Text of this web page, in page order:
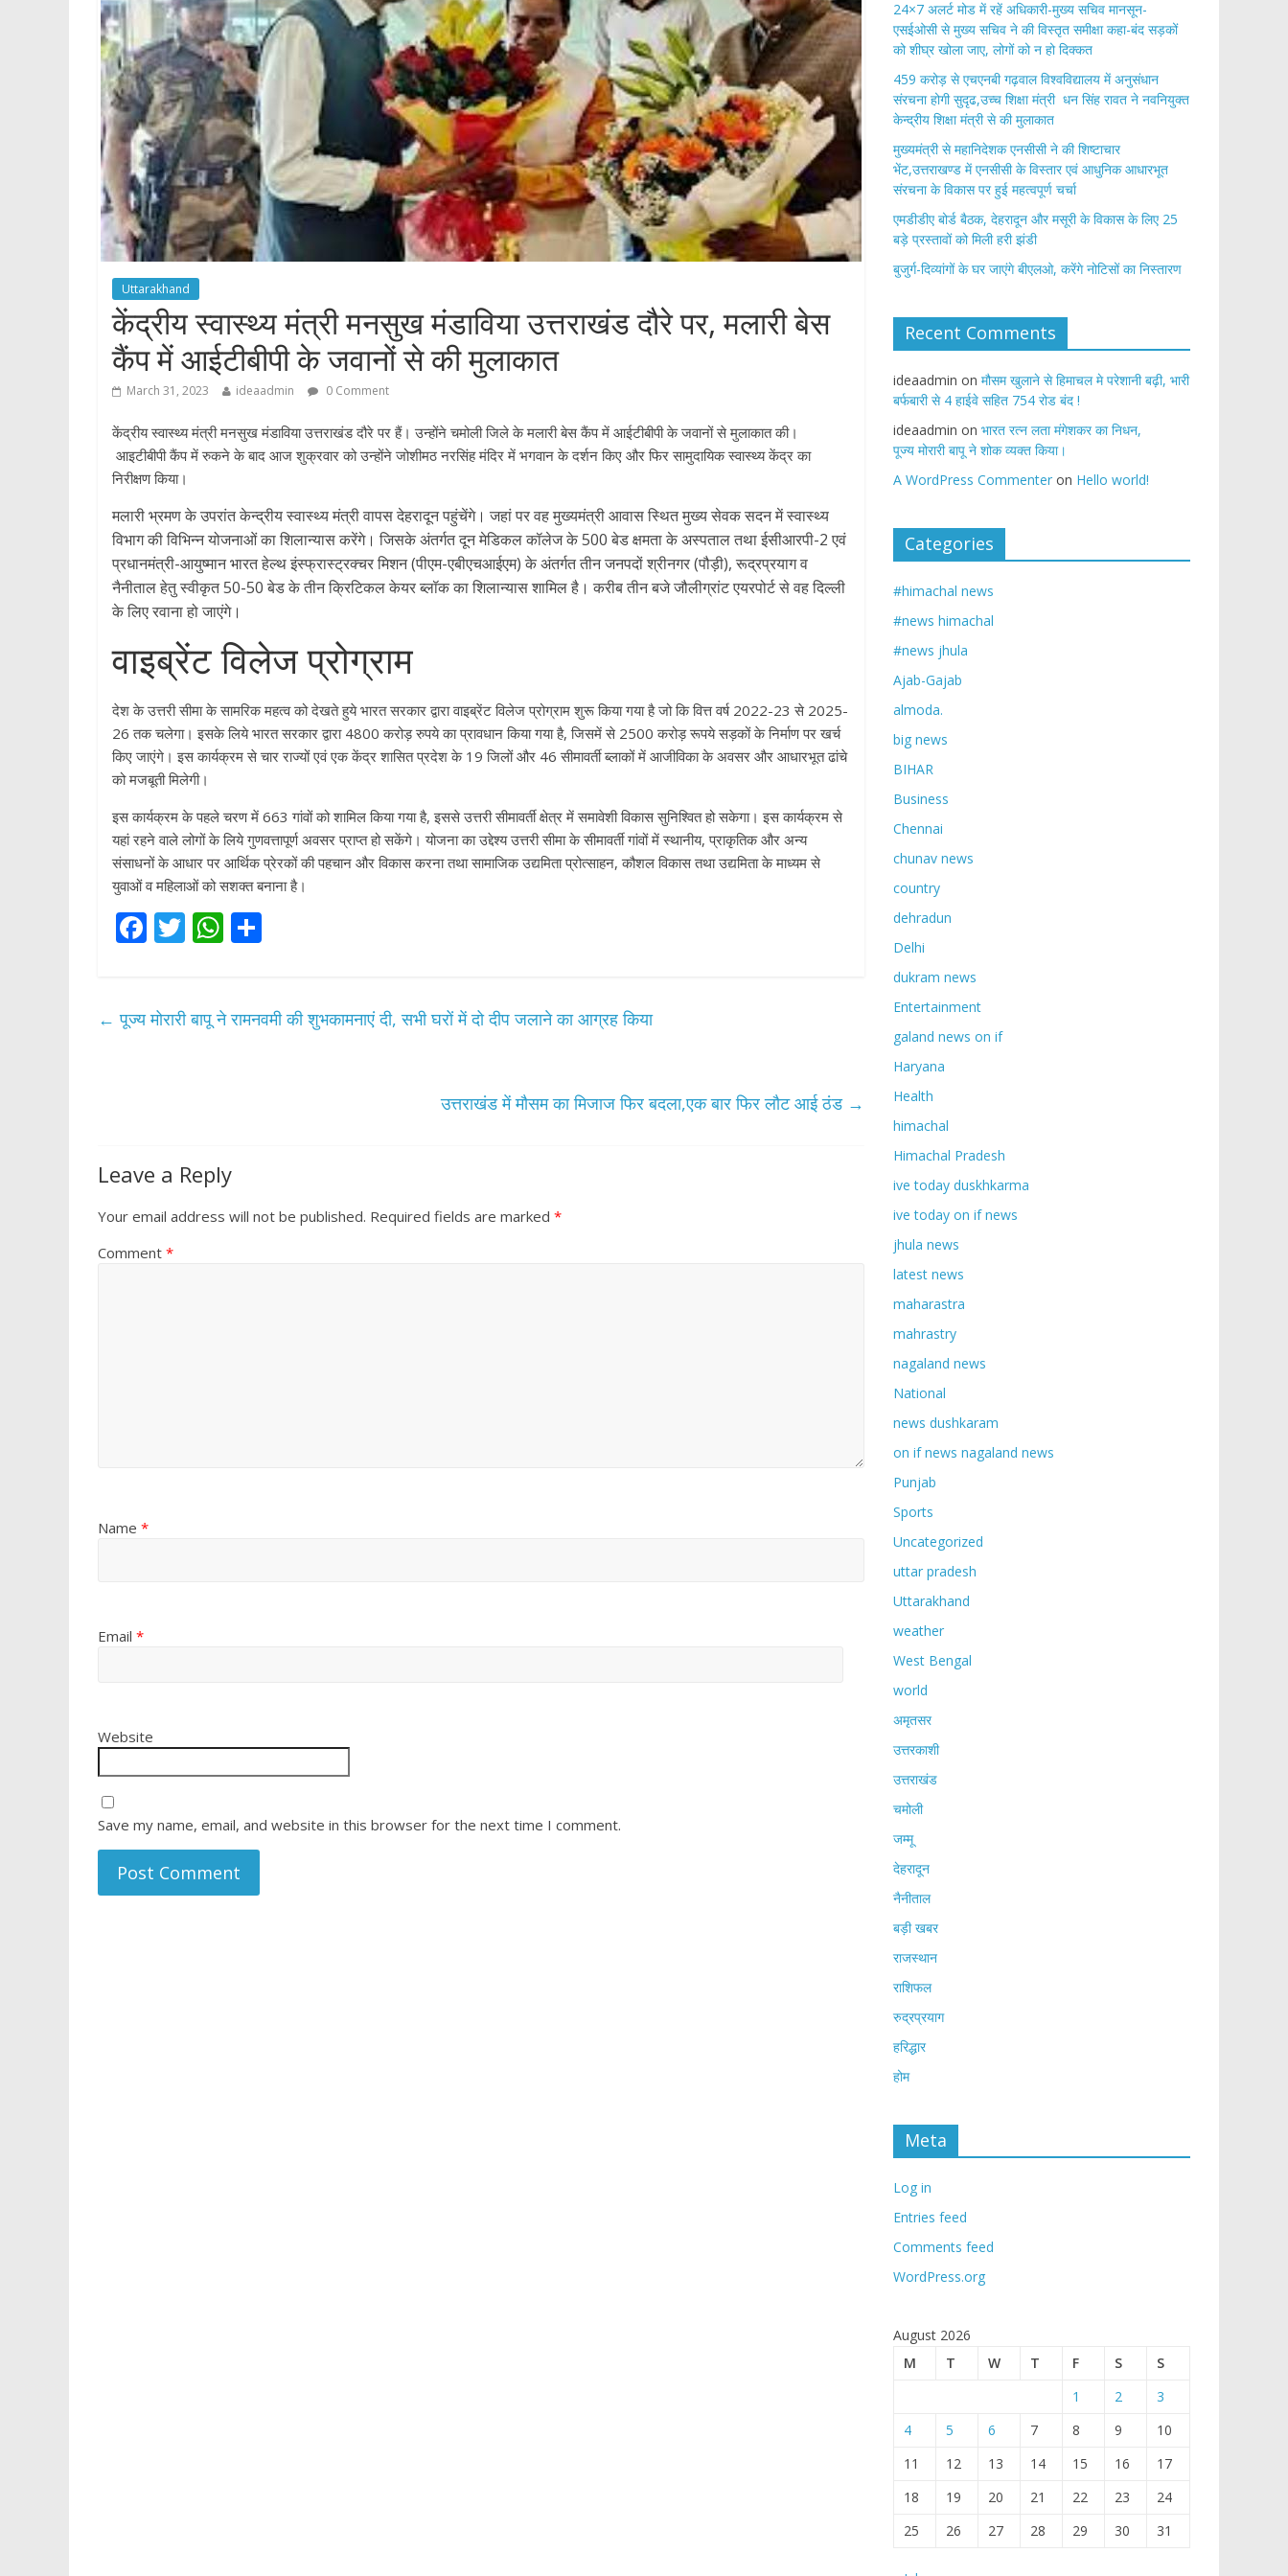
Uttarakhand
केंद्रीय स्वास्थ्य मंत्री मनसुख मंडाविया उत्तराखंड दौरे पर, मलारी बेस
कैंप में आईटीबीपी के जवानों से की मुलाकात
March 31, 2023 ideaadmin 0 Comment
केंद्रीय स्वास्थ्य मंत्री मनसुख मंडाविया उत्तराखंड दौरे पर हैं। उन्होंने चमोली जिले के मलारी बेस कैंप में आईटीबीपी के जवानों से मुलाकात की।
आइटीबीपी कैंप में रुकने के बाद आज शुक्रवार को उन्होंने जोशीमठ नरसिंह मंदिर में भगवान के दर्शन किए और फिर सामुदायिक स्वास्थ्य केंद्र का
निरीक्षण किया।
मलारी भ्रमण के उपरांत केन्द्रीय स्वास्थ्य मंत्री वापस देहरादून पहुंचेंगे। जहां पर वह मुख्यमंत्री आवास स्थित मुख्य सेवक सदन में स्वास्थ्य
विभाग की विभिन्न योजनाओं का शिलान्यास करेंगे। जिसके अंतर्गत दून मेडिकल कॉलेज के 500 बेड क्षमता के अस्पताल तथा ईसीआरपी-2 एवं
प्रधानमंत्री-आयुष्मान भारत हेल्थ इंस्फ्रास्ट्रक्चर मिशन (पीएम-एबीएचआईएम) के अंतर्गत तीन जनपदों श्रीनगर (पौड़ी), रूद्रप्रयाग व
नैनीताल हेतु स्वीकृत 50-50 बेड के तीन क्रिटिकल केयर ब्लॉक का शिलान्यास शामिल है। करीब तीन बजे जौलीग्रांट एयरपोर्ट से वह दिल्ली
के लिए रवाना हो जाएंगे।
वाइब्रेंट विलेज प्रोग्राम
देश के उत्तरी सीमा के सामरिक महत्व को देखते हुये भारत सरकार द्वारा वाइब्रेंट विलेज प्रोग्राम शुरू किया गया है जो कि वित्त वर्ष 2022-23 से 2025-
26 तक चलेगा। इसके लिये भारत सरकार द्वारा 4800 करोड़ रुपये का प्रावधान किया गया है, जिसमें से 2500 करोड़ रूपये सड़कों के निर्माण पर खर्च
किए जाएंगे। इस कार्यक्रम से चार राज्यों एवं एक केंद्र शासित प्रदेश के 19 जिलों और 46 सीमावर्ती ब्लाकों में आजीविका के अवसर और आधारभूत ढांचे
को मजबूती मिलेगी।
इस कार्यक्रम के पहले चरण में 663 गांवों को शामिल किया गया है, इससे उत्तरी सीमावर्ती क्षेत्र में समावेशी विकास सुनिश्वित हो सकेगा। इस कार्यक्रम से
यहां रहने वाले लोगों के लिये गुणवत्तापूर्ण अवसर प्राप्त हो सकेंगे। योजना का उद्देश्य उत्तरी सीमा के सीमावर्ती गांवों में स्थानीय, प्राकृतिक और अन्य
संसाधनों के आधार पर आर्थिक प्रेरकों की पहचान और विकास करना तथा सामाजिक उद्यमिता प्रोत्साहन, कौशल विकास तथा उद्यमिता के माध्यम से
युवाओं व महिलाओं को सशक्त बनाना है।
F
b
T
er
W
s e
← पूज्य मोरारी बापू ने रामनवमी की शुभकामनाएं दी, सभी घरों में दो दीप जलाने का आग्रह किया
उत्तराखंड में मौसम का मिजाज फ‍िर बदला,एक बार फिर लौट आई ठंड →
Leave a Reply
Your email address will not be published. Required fields are marked *
Comment *
Name *
Email *
Website
Save my name, email, and website in this browser for the next time I comment.
24×7 अलर्ट मोड में रहें अधिकारी-मुख्य सचिव मानसून-
एसईओसी से मुख्य सचिव ने की विस्तृत समीक्षा कहा-बंद सड़कों
को शीघ्र खोला जाए, लोगों को न हो दिक्कत
459 करोड़ से एचएनबी गढ़वाल विश्वविद्यालय में अनुसंधान
संरचना होगी सुदृढ,उच्च शिक्षा मंत्री धन सिंह रावत ने नवनियुक्त
केन्द्रीय शिक्षा मंत्री से की मुलाकात
मुख्यमंत्री से महानिदेशक एनसीसी ने की शिष्टाचार
भेंट,उत्तराखण्ड में एनसीसी के विस्तार एवं आधुनिक आधारभूत
संरचना के विकास पर हुई महत्वपूर्ण चर्चा
एमडीडीए बोर्ड बैठक, देहरादून और मसूरी के विकास के लिए 25
बड़े प्रस्तावों को मिली हरी झंडी
बुजुर्ग-दिव्यांगों के घर जाएंगे बीएलओ, करेंगे नोटिसों का निस्तारण
Recent Comments
ideaadmin on मौसम खुलाने से हिमाचल मे परेशानी बढ़ी, भारी
बर्फबारी से 4 हाईवे सहित 754 रोड बंद !
ideaadmin on भारत रत्न लता मंगेशकर का निधन,
पूज्य मोरारी बापू ने शोक व्यक्त किया।
A WordPress Commenter on Hello world!
Categories
#himachal news
#news himachal
#news jhula
Ajab-Gajab
almoda.
big news
BIHAR
Business
Chennai
chunav news
country
dehradun
Delhi
dukram news
Entertainment
galand news on if
Haryana
Health
himachal
Himachal Pradesh
ive today duskhkarma
ive today on if news
jhula news
latest news
maharastra
mahrastry
nagaland news
National
news dushkaram
on if news nagaland news
Punjab
Sports
Uncategorized
uttar pradesh
Uttarakhand
weather
West Bengal
world
अमृतसर
उत्तरकाशी
उत्तराखंड
चमोली
जम्मू
देहरादून
नैनीताल
बड़ी खबर
राजस्थान
राशिफल
रुद्रप्रयाग
हरिद्धार
होम
Meta
Log in
Entries feed
Comments feed
WordPress.org
August 2026
M
T W T F S
S
1
2
3
4
5 6 7 8 9
10
11
12 13 14 15 16
17
18
19 20 21 22 23
24
25
26 27 28 29 30 31